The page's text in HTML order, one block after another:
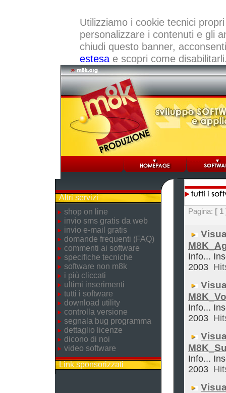
Utilizziamo i cookie tecnici
personalizzare i contenuti e gli
chiudi questo banner,
estesae scopri come
Altri servizi
shop on line
invio sms gratis da web
invio e-mail gratis
domande frequenti (FAQ)
commenti ai software
specifiche tecniche
software non m8k
i più cliccati
ultimi inserimenti
tutti i software
download utility
controlla versione
segnala bug programma
dettaglio licenze
dicono di noi
video software
Link sponsorizzati
Pagina: [ 1
Info...
2003
Info...
2003
Info...
2003